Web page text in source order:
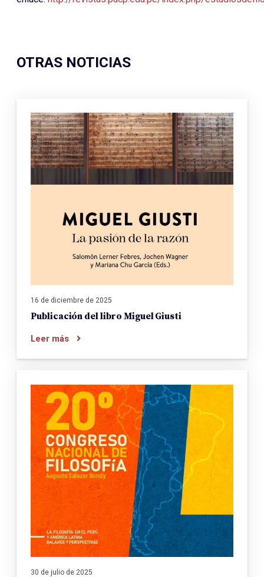
OTRAS NOTICIAS
16 de diciembre de 2025
Publicación del libro Miguel Giusti
Leer más
30 de julio de 2025